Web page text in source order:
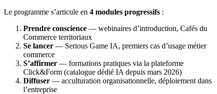
Le programme s’articule en 4 modules progressifs :
Prendre conscience — webinaires d’introduction, Cafés du
Commerce territoriaux
Se lancer — Serious Game IA, premiers cas d’usage métier
commerce
S’affirmer — formations pratiques via la plateforme
Click&Form (catalogue dédié IA depuis mars 2026)
Diffuser — acculturation organisationnelle, déploiement dans
l’entreprise